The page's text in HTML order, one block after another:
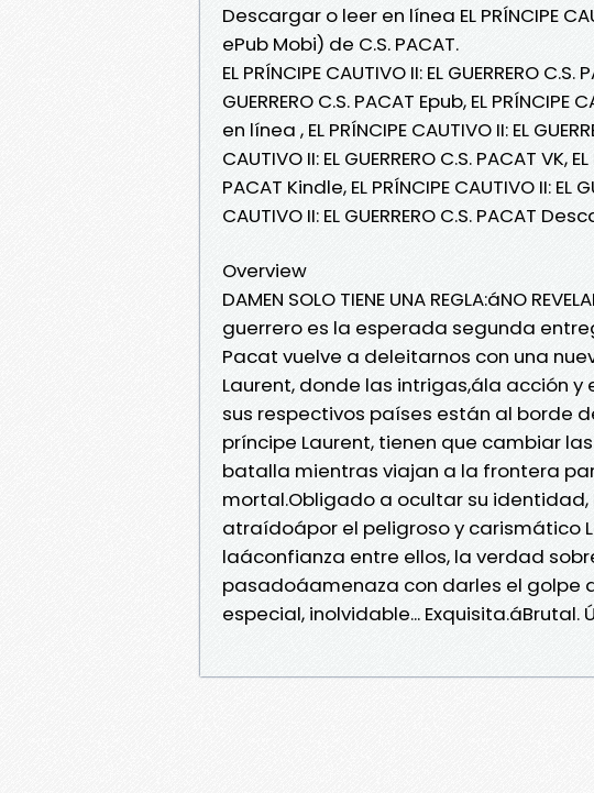
Descargar o leer en línea EL PRÍNCIPE
ePub Mobi) de C.S. PACAT.
EL PRÍNCIPE CAUTIVO II: EL GUERRERO C.S.
GUERRERO C.S. PACAT Epub, EL PRÍNCIPE
en línea , EL PRÍNCIPE CAUTIVO II: EL
CAUTIVO II: EL GUERRERO C.S. PACAT VK,
PACAT Kindle, EL PRÍNCIPE CAUTIVO II: EL
CAUTIVO II: EL GUERRERO C.S. PACAT
Overview
DAMEN SOLO TIENE UNA REGLA:áNO
guerrero es la esperada segunda
Pacat vuelve a deleitarnos con una
Laurent, donde las intrigas,ála acción
sus respectivos países están al borde
príncipe Laurent, tienen que cambiar
batalla mientras viajan a la frontera
mortal.Obligado a ocultar su
atraídoápor el peligroso y carismático
laáconfianza entre ellos, la verdad
pasadoáamenaza con darles el golpe
especial, inolvidable... Exquisita.áBrutal.